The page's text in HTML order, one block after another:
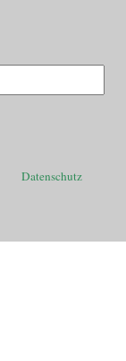
Datenschutz